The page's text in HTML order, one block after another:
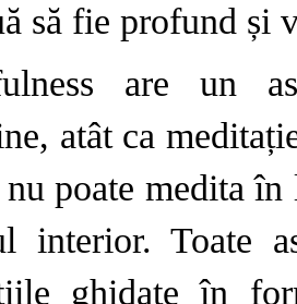
să fie profund și
are un
atât ca
poate medita
interior. Toate
ghidate în